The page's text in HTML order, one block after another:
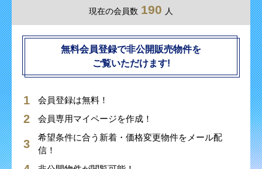
現在の会員数 190 人
無料会員登録で非公開販売物件を
ご覧いただけます!
会員登録は無料！
会員専用マイページを作成！
希望条件に合う新着・価格変更物件をメール配
信！